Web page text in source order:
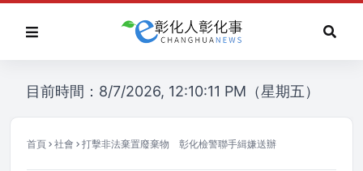
目前時間：8/7/2026, 12:10:11 PM（星期五）
首頁 社會 打擊非法棄置廢棄物 彰化檢警聯手緝嫌送辦